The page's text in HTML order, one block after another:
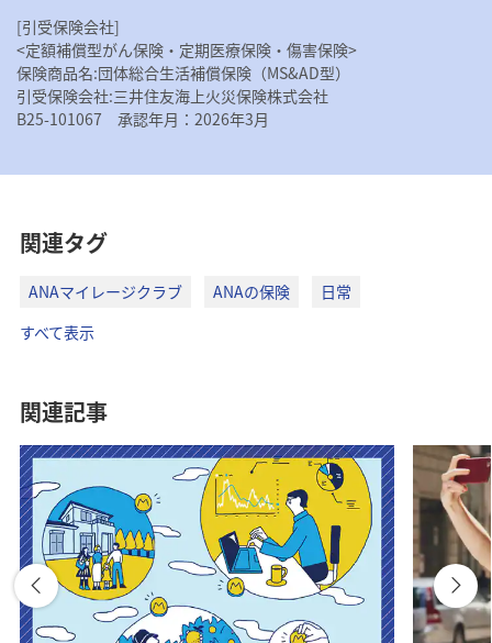
[引受保険会社]
<定額補償型がん保険・定期医療保険・傷害保険>
保険商品名:団体総合生活補償保険（MS&AD型）
引受保険会社:三井住友海上火災保険株式会社
B25-101067 承認年月：2026年3月
関連タグ
ANAマイレージクラブ ANAの保険
日常
すべて表示
関連記事